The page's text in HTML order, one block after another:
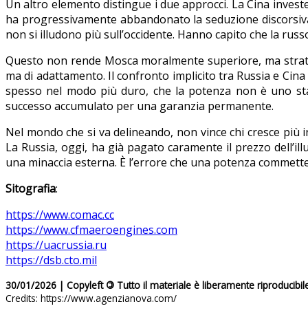
Un altro elemento distingue i due approcci. La Cina
ha progressivamente abbandonato la seduzione
non si illudono più sull’occidente. Hanno capito che la
Questo non rende Mosca moralmente superiore, ma
ma di adattamento. Il confronto implicito tra Russia e
spesso nel modo più duro, che la potenza non è uno
successo accumulato per una garanzia permanente.
Nel mondo che si va delineando, non vince chi cresce
La Russia, oggi, ha già pagato caramente il prezzo
una minaccia esterna. È l’errore che una potenza
Sitografia:
https://www.comac.cc
https://www.cfmaeroengines.com
https://uacrussia.ru
https://dsb.cto.mil
30/01/2026 | Copyleft © Tutto il materiale è liberamente
Credits: https://www.agenzianova.com/